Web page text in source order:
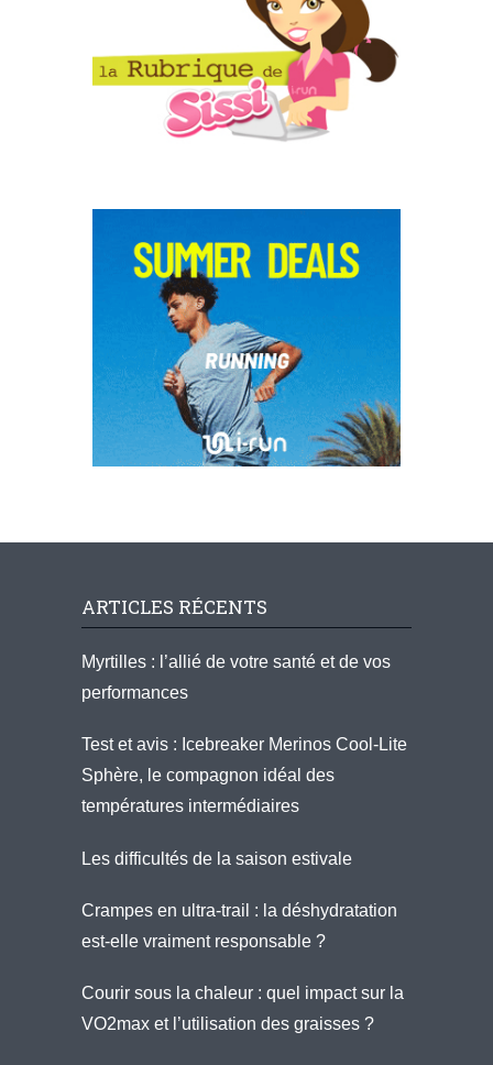
ARTICLES RÉCENTS
Myrtilles : l’allié de votre santé et de vos
performances
Test et avis : Icebreaker Merinos Cool-Lite
Sphère, le compagnon idéal des
températures intermédiaires
Les difficultés de la saison estivale
Crampes en ultra-trail : la déshydratation
est-elle vraiment responsable ?
Courir sous la chaleur : quel impact sur la
VO2max et l’utilisation des graisses ?